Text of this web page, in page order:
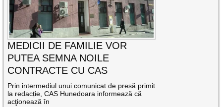
MEDICII DE FAMILIE VOR
PUTEA SEMNA NOILE
CONTRACTE CU CAS
Prin intermediul unui comunicat de presă primit
la redacție, CAS Hunedoara informează că
acţionează în